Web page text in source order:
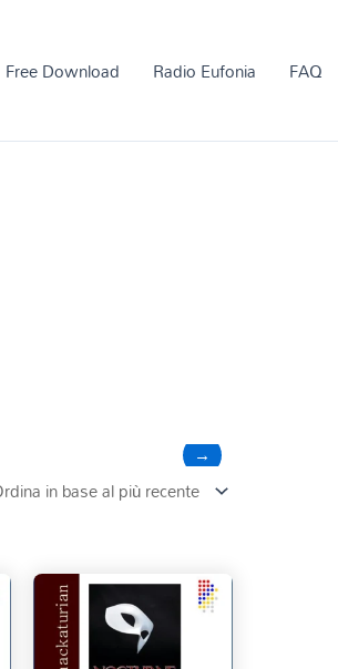
Free Download Radio Eufonia FAQ
→